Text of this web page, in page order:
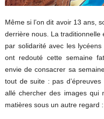
Même si l’on dit avoir 13 ans,
derrière nous. La traditionnelle
par solidarité avec les
ont redouté cette semaine
envie de consacrer sa
tout de suite : pas
allé chercher des images qui
matières sous un autre regard